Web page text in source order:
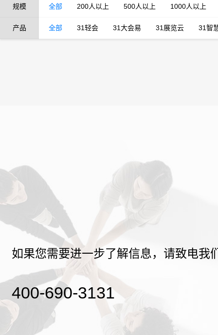
规模 全部 200人以上 500人以上 1000人以上
产品 全部 31轻会 31大会易 31展览云 31智
如果您需要进一步了解信息，请致电我
400-690-3131